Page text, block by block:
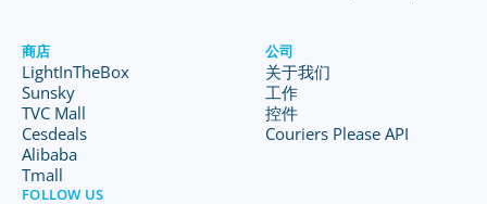
商店
LightInTheBox
Sunsky
TVC Mall
Cesdeals
Alibaba
Tmall
公司
关于我们
工作
控件
Couriers Please API
FOLLOW US